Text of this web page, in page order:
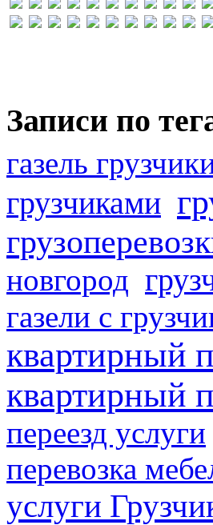
Записи по
газель
грузчиками
новгород
газели с
квартирный
квартирный
переезд услуги
перевозка
услуги